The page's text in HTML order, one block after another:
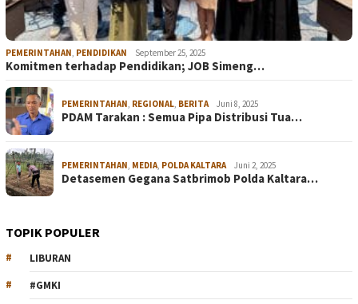
PEMERINTAHAN PENDIDIKAN September 25, 2025
Komitmen terhadap Pendidikan; JOB Simeng…
PEMERINTAHAN REGIONAL BERITA Juni 8, 2025
PDAM Tarakan : Semua Pipa Distribusi Tua…
PEMERINTAHAN MEDIA POLDA KALTARA Juni 2, 2025
Detasemen Gegana Satbrimob Polda Kaltara…
TOPIK POPULER
LIBURAN
#GMKI